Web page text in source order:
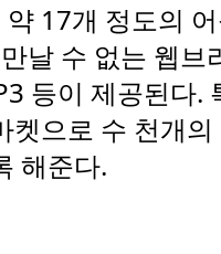
약 17개 정도의
만날 수 없는 웹브
등이 제공된다.
켓으로 수 천개의
해준다.